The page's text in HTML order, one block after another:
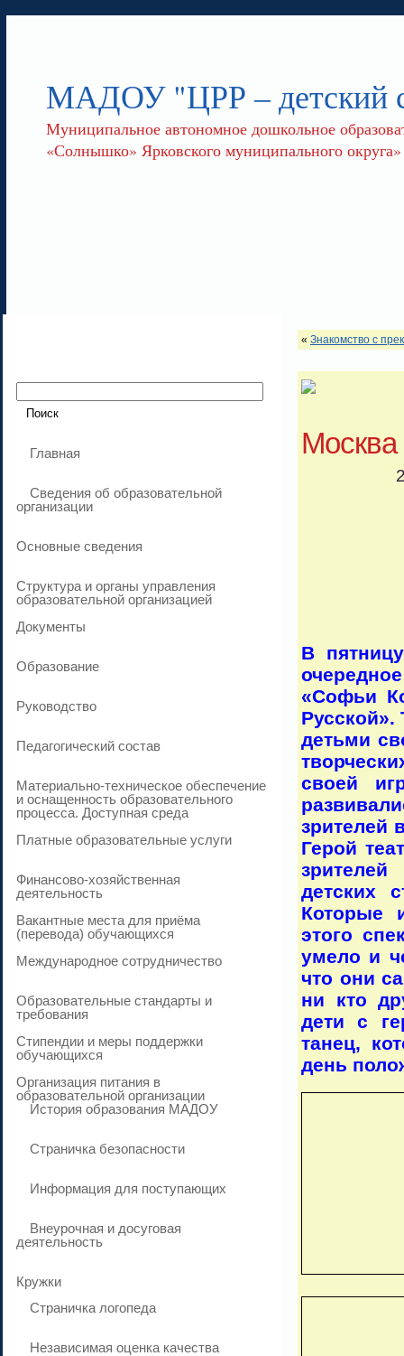
МАДОУ "ЦРР –
Муниципальное автономное дошкольное
«Солнышко» Ярковского муниципального округа»
Главная
Сведения об образовательной
организации
Основные сведения
Структура и органы управления
образовательной организацией
Документы
Образование
Руководство
Педагогический состав
Материально-техническое обеспечение
и оснащенность образовательного
процесса. Доступная среда
Платные образовательные услуги
Финансово-хозяйственная
деятельность
Вакантные места для приёма
(перевода) обучающихся
Международное сотрудничество
Образовательные стандарты и
требования
Стипендии и меры поддержки
обучающихся
Организация питания в
образовательной организации
История образования МАДОУ
Страничка безопасности
Информация для поступающих
Внеурочная и досуговая
деятельность
Кружки
Страничка логопеда
Независимая оценка качества
« Знакомство с
Москва
В
«Софьи
Русской».
детьми
своей
зрителей
Герой
детских
Которые
этого
умело и
что они
ни кто
дети с
танец,
день